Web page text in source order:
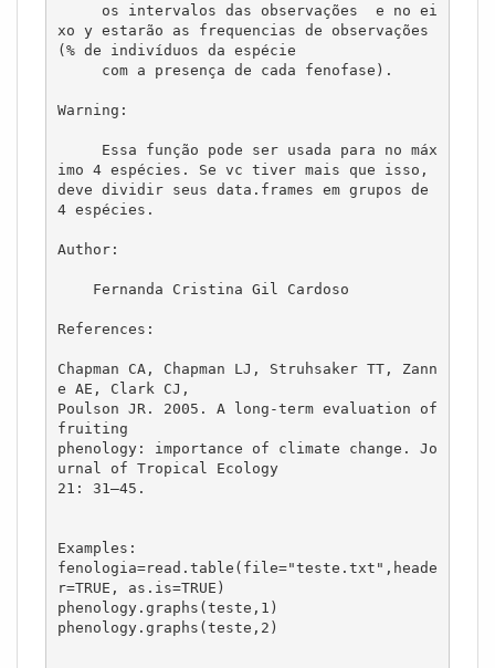
xo y estarão as frequencias de observações
(% de indivíduos da espécie
Warning:
imo 4 espécies. Se vc tiver mais que isso,
deve dividir seus data.frames em grupos de
4 espécies.
Author:
References:
Chapman CA, Chapman LJ, Struhsaker TT, Zann
e AE, Clark CJ,
Poulson JR. 2005. A long-term evaluation of
fruiting
phenology: importance of climate change. Jo
urnal of Tropical Ecology
21: 31–45.
Examples:
fenologia=read.table(file="teste.txt",heade
r=TRUE, as.is=TRUE)
phenology.graphs(teste,1)
phenology.graphs(teste,2)